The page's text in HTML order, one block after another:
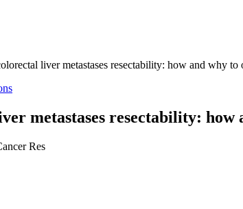
liver metastases resectability: how and why to
metastases resectability: how
Res